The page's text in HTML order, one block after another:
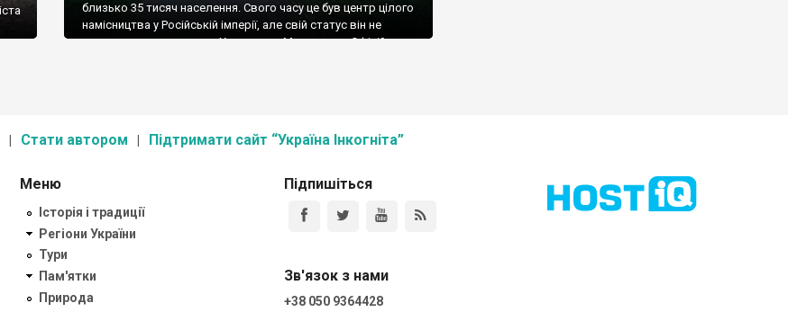
близько 35 тисяч населення. Свого часу це був центр цілого
намісництва у Російській імперії, але свій статус він не
втримав, поступившись Херсону та Миколаєву. Офіційних
Стати автором Підтримати сайт “Україна Інкогніта”
Меню
Історія і традиції
Регіони України
Тури
Пам'ятки
Природа
Підпишіться
Зв'язок з нами
+38 050 9364428